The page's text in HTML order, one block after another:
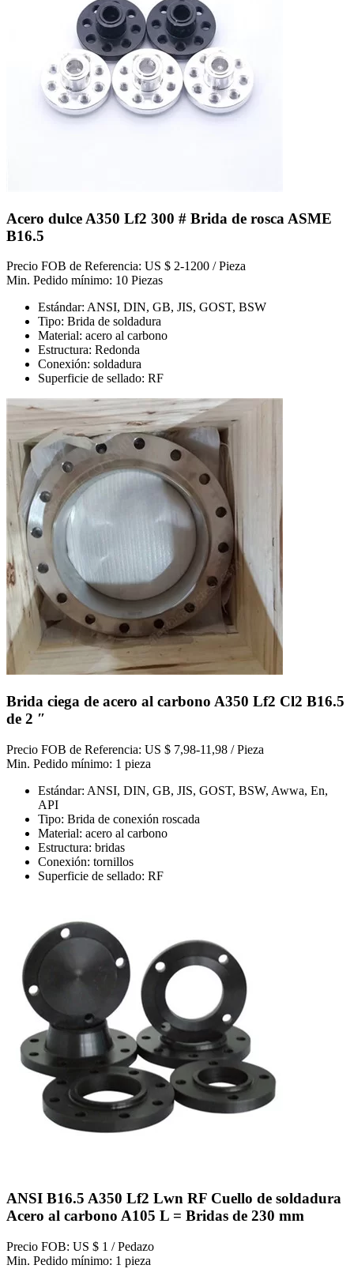
Acero dulce A350 Lf2 300 # Brida de rosca ASME
B16.5
Precio FOB de Referencia: US $ 2-1200 / Pieza
Min. Pedido mínimo: 10 Piezas
Estándar: ANSI, DIN, GB, JIS, GOST, BSW
Tipo: Brida de soldadura
Material: acero al carbono
Estructura: Redonda
Conexión: soldadura
Superficie de sellado: RF
Brida ciega de acero al carbono A350 Lf2 Cl2 B16.5
de 2 ″
Precio FOB de Referencia: US $ 7,98-11,98 / Pieza
Min. Pedido mínimo: 1 pieza
Estándar: ANSI, DIN, GB, JIS, GOST, BSW, Awwa, En,
API
Tipo: Brida de conexión roscada
Material: acero al carbono
Estructura: bridas
Conexión: tornillos
Superficie de sellado: RF
ANSI B16.5 A350 Lf2 Lwn RF Cuello de soldadura
Acero al carbono A105 L = Bridas de 230 mm
Precio FOB: US $ 1 / Pedazo
Min. Pedido mínimo: 1 pieza